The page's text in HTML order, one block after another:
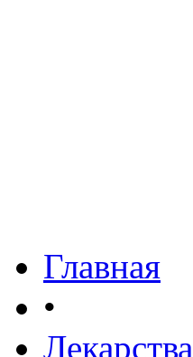
Главная
•
Лекарства